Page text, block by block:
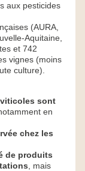
aux pesticides
(AURA,
Aquitaine,
et 742
vignes (moins
culture).
sont
notamment en
chez les
de produits
, mais